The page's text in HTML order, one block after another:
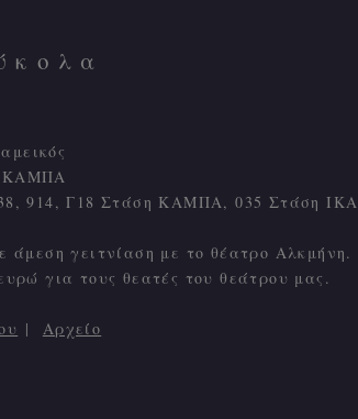
ΚΑΜΠΑ
914, Γ18 Στάση ΚΑΜΠΑ, 035 Στάση ΙΚΑ
άμεση γειτνίαση με το θέατρο Αλκμήνη.
για τους θεατές του θεάτρου μας.
| Αρχείο